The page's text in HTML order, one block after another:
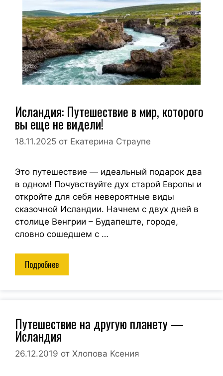
Исландия: Путешествие в мир, которого
вы еще не видели!
18.11.2025 от Екатерина Страупе
Это путешествие — идеальный подарок два
в одном! Почувствуйте дух старой Европы и
откройте для себя невероятные виды
сказочной Исландии. Начнем с двух дней в
столице Венгрии – Будапеште, городе,
словно сошедшем с …
Подробнее
Путешествие на другую планету —
Исландия
26.12.2019 от Хлопова Ксения